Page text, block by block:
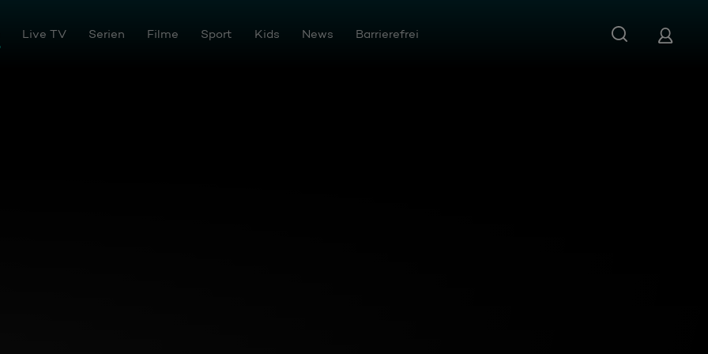
Live TV Serien Filme Sport Kids News Barrierefrei